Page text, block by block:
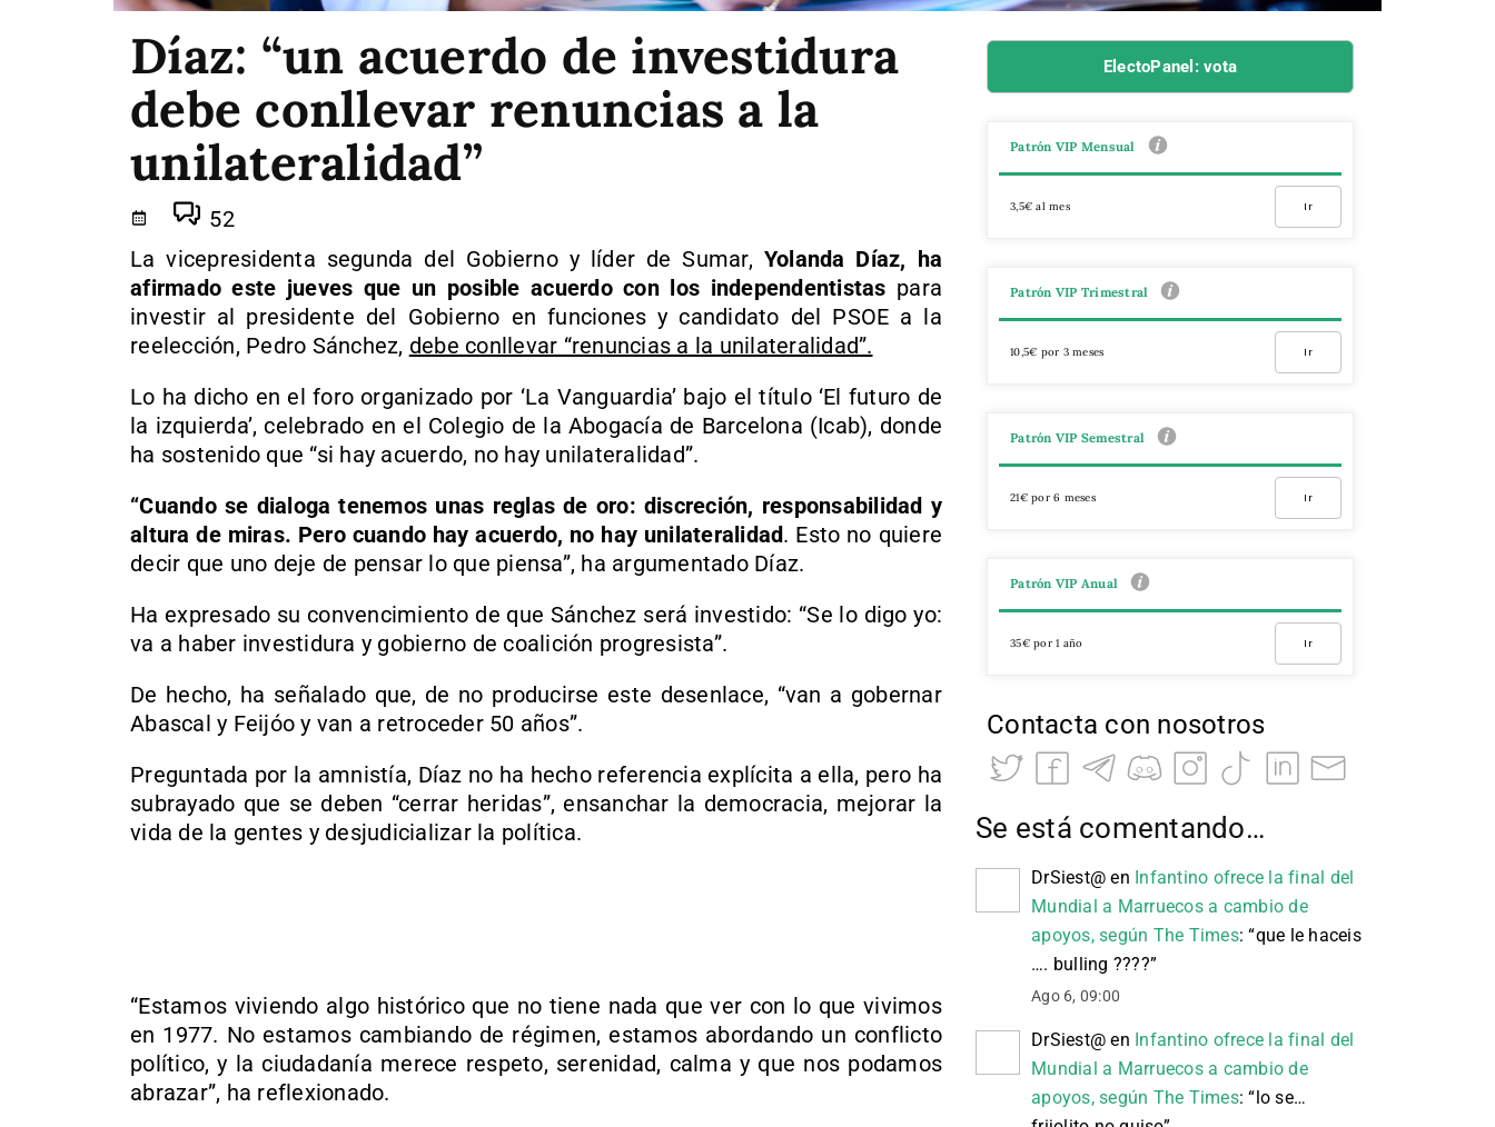
Díaz: “un acuerdo de investidura
debe conllevar renuncias a la
unilateralidad”
52
La vicepresidenta segunda del Gobierno y líder de Sumar, Yolanda Díaz, ha
afirmado este jueves que un posible acuerdo con los independentistas para
investir al presidente del Gobierno en funciones y candidato del PSOE a la
reelección, Pedro Sánchez, debe conllevar “renuncias a la unilateralidad”.
Lo ha dicho en el foro organizado por ‘La Vanguardia’ bajo el título ‘El futuro de
la izquierda’, celebrado en el Colegio de la Abogacía de Barcelona (Icab), donde
ha sostenido que “si hay acuerdo, no hay unilateralidad”.
“Cuando se dialoga tenemos unas reglas de oro: discreción, responsabilidad y
altura de miras. Pero cuando hay acuerdo, no hay unilateralidad. Esto no quiere
decir que uno deje de pensar lo que piensa”, ha argumentado Díaz.
Ha expresado su convencimiento de que Sánchez será investido: “Se lo digo yo:
va a haber investidura y gobierno de coalición progresista”.
De hecho, ha señalado que, de no producirse este desenlace, “van a gobernar
Abascal y Feijóo y van a retroceder 50 años”.
Preguntada por la amnistía, Díaz no ha hecho referencia explícita a ella, pero ha
subrayado que se deben “cerrar heridas”, ensanchar la democracia, mejorar la
vida de la gentes y desjudicializar la política.
“Estamos viviendo algo histórico que no tiene nada que ver con lo que vivimos
en 1977. No estamos cambiando de régimen, estamos abordando un conflicto
político, y la ciudadanía merece respeto, serenidad, calma y que nos podamos
abrazar”, ha reflexionado.
ElectoPanel: vota
Patrón VIP Mensual
3,5€ al mes Ir
Patrón VIP Trimestral
10,5€ por 3 meses Ir
Patrón VIP Semestral
21€ por 6 meses Ir
Patrón VIP Anual
35€ por 1 año Ir
Contacta con nosotros
Se está comentando…
DrSiest@ en Infantino ofrece la final del
Mundial a Marruecos a cambio de
apoyos, según The Times: “que le haceis
…. bulling ????”
Ago 6, 09:00
DrSiest@ en Infantino ofrece la final del
Mundial a Marruecos a cambio de
apoyos, según The Times: “lo se…